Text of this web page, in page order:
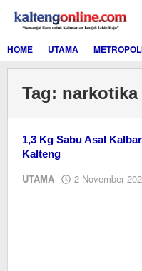
konten
HOME
UTAMA
Tag: narkotika
1,3 Kg Sabu Asal
Kalteng
UTAMA 2 November